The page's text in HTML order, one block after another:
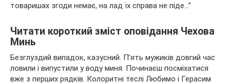
товаришах згоди немає, на лад їх справа не піде…”
Читати короткий зміст оповідання Чехова
Минь
Безглуздий випадок, казусний. П’ять мужиків довгий час
ловили і випустили у воду миня. Починаєш посміхатися
вже з перших рядків. Колоритні теслі Любимо і Герасим